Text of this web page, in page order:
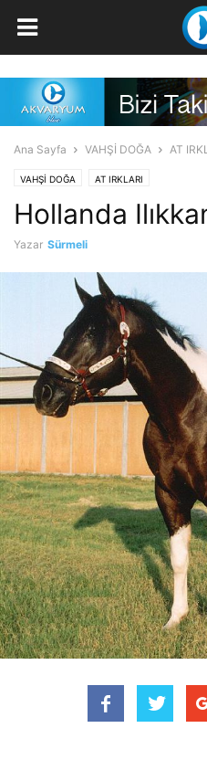
Ana Sayfa VAHŞİ DOĞA AT
VAHŞİ DOĞA AT IRKLARI
Hollanda
Yazar Sürmeli